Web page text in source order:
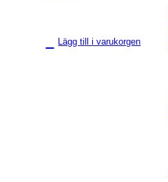
Lägg till i varukorgen